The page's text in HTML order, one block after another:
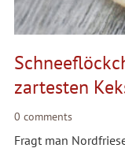
zartesten
0 comments
Fragt man